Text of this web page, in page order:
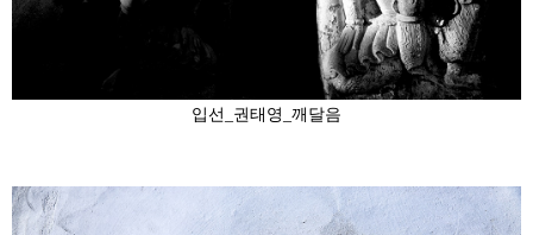
입선_권태영_깨달음